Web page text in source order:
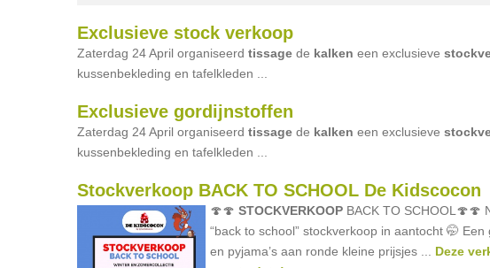
Exclusieve stock verkoop
Zaterdag 24 April organiseerd tissage de kalken een exclusieve
kussenbekleding en tafelkleden ...
Exclusieve gordijnstoffen
Zaterdag 24 April organiseerd tissage de kalken een exclusieve
kussenbekleding en tafelkleden ...
Stockverkoop BACK TO SCHOOL De Kidscocon
🍄🍄 STOCKVERKOOP BACK TO SCHOOL🍄🍄
“back to school” stockverkoop in aantocht 🤭
en pyjama’s aan ronde kleine prijsjes ... Deze